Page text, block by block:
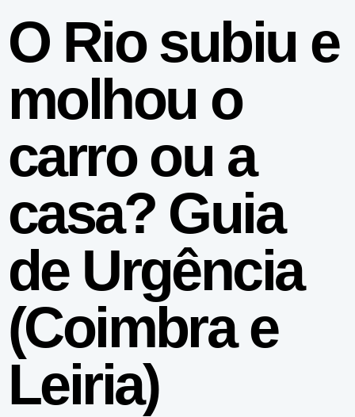
O Rio subiu e
molhou o
carro ou a
casa? Guia
de Urgência
(Coimbra e
Leiria)